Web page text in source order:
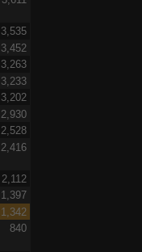
3,535
3,452
3,263
3,233
3,202
2,930
2,528
2,416
2,112
1,397
1,342
840